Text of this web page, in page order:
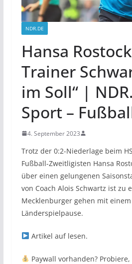
NDR.DE
Hansa
Trainer
im Soll“ |
Sport –
4. September 2023
Trotz der 0:2-Niederlage beim
Fußball-Zweitligisten Hansa
über einen gelungenen
von Coach Alois Schwartz ist zu
Mecklenburger gehen mit
Länderspielpause.
Artikel auf lesen.
Paywall vorhanden?